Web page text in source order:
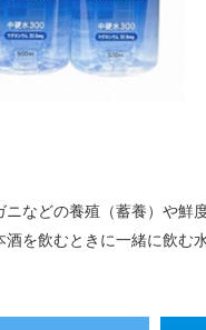
などの養殖（蓄養）や
を飲むときに一緒に飲む